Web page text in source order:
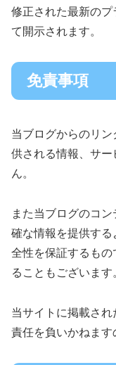
修正された最新の
て開示されます。
免責事項
当ブログからのリ
供される情報、サ
ん。
また当ブログのコ
確な情報を提供す
全性を保証するも
ることもございます
当サイトに掲載さ
責任を負いかねます